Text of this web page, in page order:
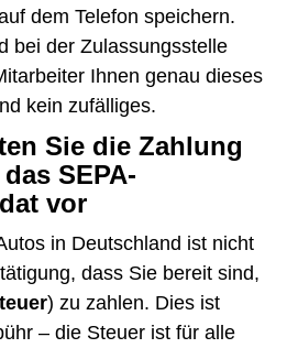
dem Telefon speichern.
bei der Zulassungsstelle
Ihnen genau dieses
kein zufälliges.
Sie die Zahlung
SEPA-
vor
in Deutschland ist nicht
dass Sie bereit sind,
) zu zahlen. Dies ist
– die Steuer ist für alle